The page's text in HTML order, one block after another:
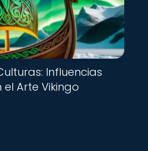
Influencias
Arte Vikingo